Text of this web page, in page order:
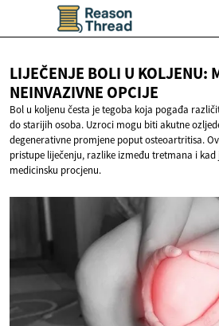
LIJEČENJE BOLI U KOLJENU:
NEINVAZIVNE OPCIJE
Bol u koljenu česta je tegoba koja pogađa
do starijih osoba. Uzroci mogu biti akutne
degenerativne promjene poput osteoartritisa.
pristupe liječenju, razlike između tretmana i
medicinsku procjenu.